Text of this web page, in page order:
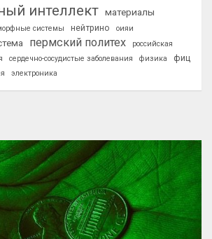
интеллект материалы
системы нейтрино оияи
пермский политех
российская
сердечно-сосудистые заболевания физика
фиц
электроника